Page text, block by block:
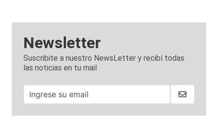
Newsletter
Suscribite a nuestro NewsLetter y recibí todas
las noticias en tu mail